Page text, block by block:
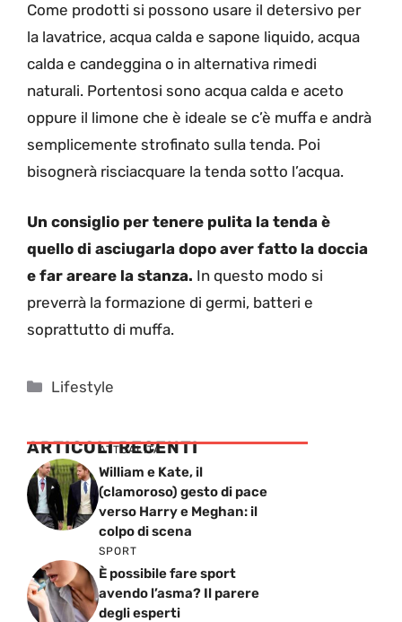
Come prodotti si possono usare il detersivo per
la lavatrice, acqua calda e sapone liquido, acqua
calda e candeggina o in alternativa rimedi
naturali. Portentosi sono acqua calda e aceto
oppure il limone che è ideale se c’è muffa e andrà
semplicemente strofinato sulla tenda. Poi
bisognerà risciacquare la tenda sotto l’acqua.
Un consiglio per tenere pulita la tenda è
quello di asciugarla dopo aver fatto la doccia
e far areare la stanza. In questo modo si
preverrà la formazione di germi, batteri e
soprattutto di muffa.
Categorie
Lifestyle
ARTICOLI RECENTI
ATTUALITÁ
William e Kate, il
(clamoroso) gesto di pace
verso Harry e Meghan: il
colpo di scena
SPORT
È possibile fare sport
avendo l’asma? Il parere
degli esperti